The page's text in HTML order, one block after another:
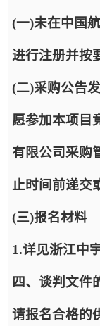
(一)未在中国
进行注册并按
(二)采购公告
愿参加本项目
有限公司采购
止时间前递交
(三)报名材料
1.详见浙江中
四、谈判文件
请报名合格的